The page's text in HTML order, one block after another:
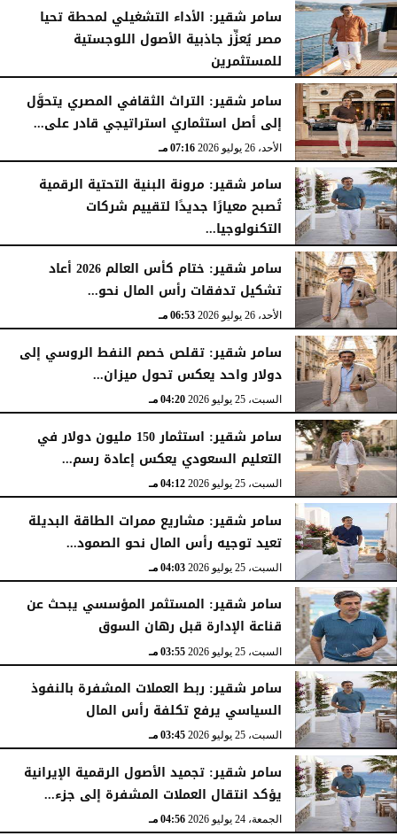
سامر شقير: الأداء التشغيلي لمحطة تحيا
مصر يُعزِّز جاذبية الأصول اللوجستية
للمستثمرين
الأحد، 26 يوليو 2026 07:27 مـ
سامر شقير: التراث الثقافي المصري يتحوَّل
إلى أصل استثماري استراتيجي قادر على...
الأحد، 26 يوليو 2026 07:16 مـ
سامر شقير: مرونة البنية التحتية الرقمية
تُصبح معيارًا جديدًا لتقييم شركات
التكنولوجيا...
الأحد، 26 يوليو 2026 07:03 مـ
سامر شقير: ختام كأس العالم 2026 أعاد
تشكيل تدفقات رأس المال نحو...
الأحد، 26 يوليو 2026 06:53 مـ
سامر شقير: تقلص خصم النفط الروسي إلى
دولار واحد يعكس تحول ميزان...
السبت، 25 يوليو 2026 04:20 مـ
سامر شقير: استثمار 150 مليون دولار في
التعليم السعودي يعكس إعادة رسم...
السبت، 25 يوليو 2026 04:12 مـ
سامر شقير: مشاريع ممرات الطاقة البديلة
تعيد توجيه رأس المال نحو الصمود...
السبت، 25 يوليو 2026 04:03 مـ
سامر شقير: المستثمر المؤسسي يبحث عن
قناعة الإدارة قبل رهان السوق
السبت، 25 يوليو 2026 03:55 مـ
سامر شقير: ربط العملات المشفرة بالنفوذ
السياسي يرفع تكلفة رأس المال
السبت، 25 يوليو 2026 03:45 مـ
سامر شقير: تجميد الأصول الرقمية الإيرانية
يؤكد انتقال العملات المشفرة إلى جزء...
الجمعة، 24 يوليو 2026 04:56 مـ